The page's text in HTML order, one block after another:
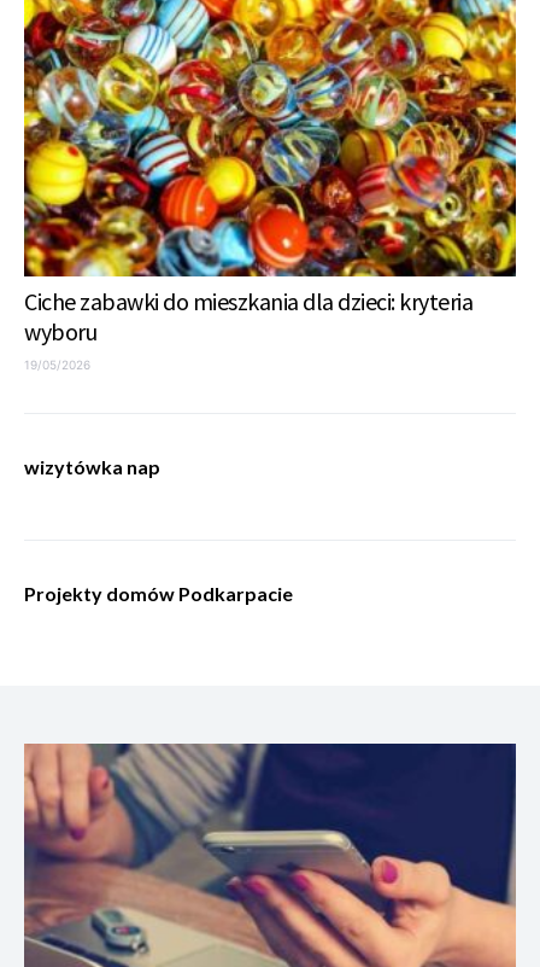
Ciche zabawki do mieszkania dla dzieci: kryteria
wyboru
19/05/2026
wizytówka nap
Projekty domów Podkarpacie